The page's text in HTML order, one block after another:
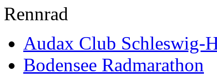
Rennrad
Audax Club Schleswig-
Bodensee Radmarathon